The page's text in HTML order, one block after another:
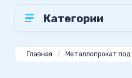
Категории
Главная / Металлопрокат под